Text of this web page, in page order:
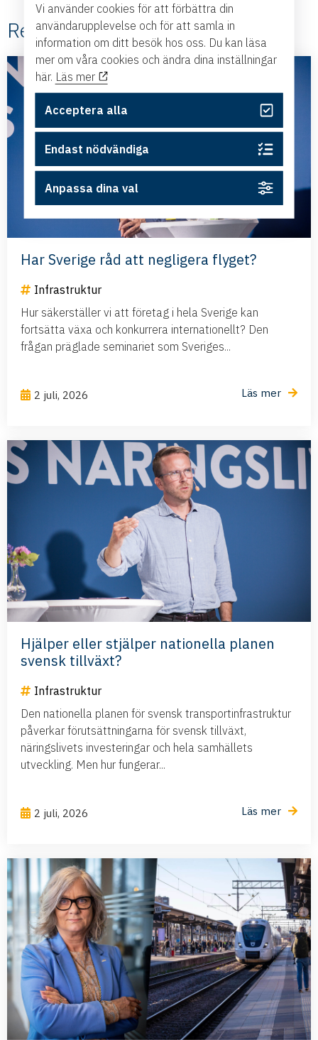
Relaterade #Infrastruktur
Har Sverige råd att negligera flyget?
Infrastruktur
Hur säkerställer vi att företag i hela Sverige kan
fortsätta växa och konkurrera internationellt? Den
frågan präglade seminariet som Sveriges...
2 juli, 2026 Läs mer
Hjälper eller stjälper nationella planen
svensk tillväxt?
Infrastruktur
Den nationella planen för svensk transportinfrastruktur
påverkar förutsättningarna för svensk tillväxt,
näringslivets investeringar och hela samhällets
utveckling. Men hur fungerar...
2 juli, 2026 Läs mer
Vi använder cookies för att förbättra din
användarupplevelse och för att samla in
information om ditt besök hos oss. Du kan läsa
mer om våra cookies och ändra dina inställningar
här. Läs mer
Acceptera alla
Endast nödvändiga
Anpassa dina val